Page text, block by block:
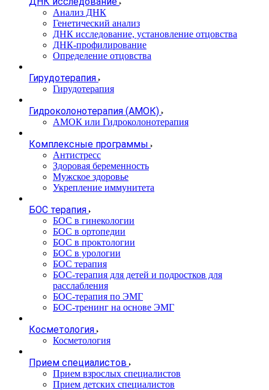
Анализ ДНК
Генетический анализ
ДНК исследование, установление отцовства
ДНК-профилирование
Определение отцовства
Гирудотерапия
Гирудотерапия
Гидроколонотерапия (АМОК)
АМОК или Гидроколонотерапия
Комплексные программы
Антистресс
Здоровая беременность
Мужское здоровье
Укрепление иммунитета
БОС терапия
БОС в гинекологии
БОС в ортопедии
БОС в проктологии
БОС в урологии
БОС терапия
БОС-терапия для детей и подростков для
расслабления
БОС-терапия по ЭМГ
БОС-тренинг на основе ЭМГ
Косметология
Косметология
Прием специалистов
Прием взрослых специалистов
Прием детских специалистов